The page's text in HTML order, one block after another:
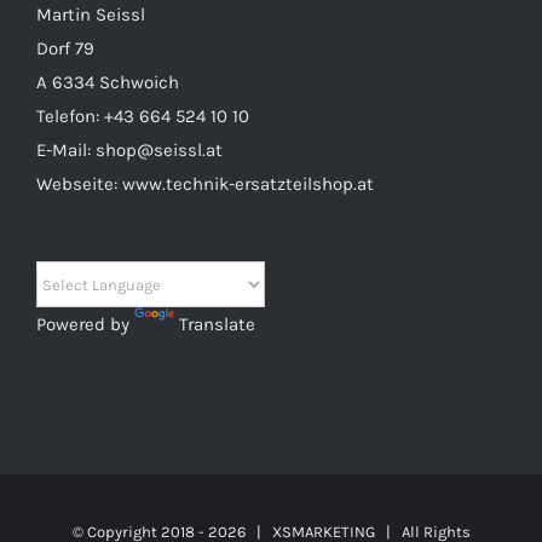
Martin Seissl
Dorf 79
A 6334 Schwoich
Telefon: +43 664 524 10 10
E-Mail: shop@seissl.at
Webseite: www.technik-ersatzteilshop.at
Powered by Translate
© Copyright 2018 - 2026 | XSMARKETING| All Rights